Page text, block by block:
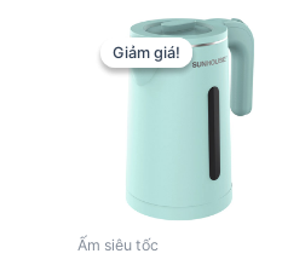
465.000 ₫.là:
410.000 ₫.
Giảm giá!
Giảm giá!
Ấm siêu tốc